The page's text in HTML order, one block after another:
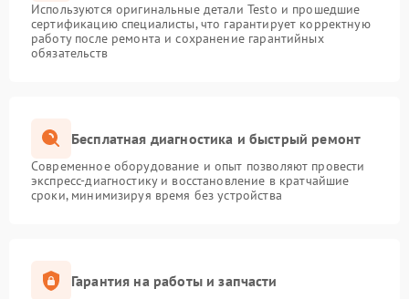
Используются оригинальные детали Testo и прошедшие
сертификацию специалисты, что гарантирует корректную
работу после ремонта и сохранение гарантийных
обязательств
Бесплатная диагностика и быстрый ремонт
Современное оборудование и опыт позволяют провести
экспресс-диагностику и восстановление в кратчайшие
сроки, минимизируя время без устройства
Гарантия на работы и запчасти